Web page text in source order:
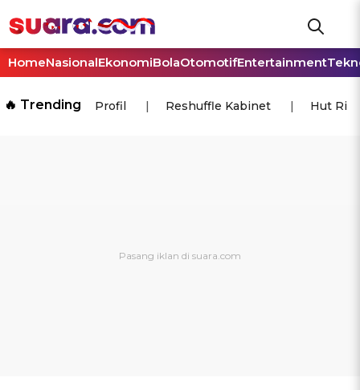
HomeNasionalEkonomiBolaOtomotifEntertainment
🔥 Trending Profil Reshuffle Kabinet Hut Ri